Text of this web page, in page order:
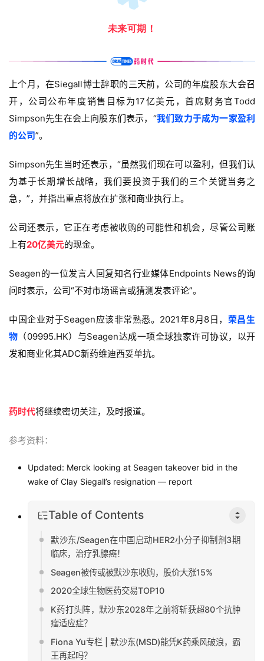
h
联
我
们
未来可期！
上个月，在Siegall博士辞职的三天前，公司的年度股东大会召
开，公司公布年度销售目标为17亿美元，首席财务官Todd
Simpson先生在会上向股东们表示，“我们致力于成为一家盈利
的公司”。
Simpson先生当时还表示，“虽然我们现在可以盈利，但我们认
为基于长期增长战略，我们要投资于我们的三个关键当务之
急，”，并指出重点将放在扩张和商业执行上。
公司还表示，它正在考虑被收购的可能性和机会，尽管公司账
上有20亿美元的现金。
Seagen的一位发言人回复知名行业媒体Endpoints News的询
问时表示，公司“不对市场谣言或猜测发表评论”。
中国企业对于Seagen应该非常熟悉。2021年8月8日， 荣昌生
物 （09995.HK）与Seagen达成一项全球独家许可协议，以开
发和商业化其ADC新药维迪西妥单抗。
药时代将继续密切关注，及时报道。
参考资料：
Updated: Merck looking at Seagen takeover bid in the
wake of Clay Siegall’s resignation — report
Table of Contents
默沙东/Seagen在中国启动HER2小分子抑制剂3期
临床，治疗乳腺癌！
Seagen被传或被默沙东收购，股价大涨15%
2020全球生物医药交易TOP10
K药打头阵，默沙东2028年之前将斩获超80个抗肿
瘤适应症？
Fiona Yu专栏 | 默沙东(MSD)能凭K药乘风破浪，霸
王再起吗？